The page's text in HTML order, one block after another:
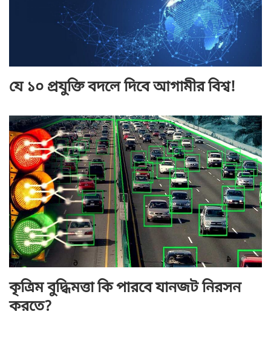
যে ১০ প্রযুক্তি বদলে দিবে আগামীর বিশ্ব!
কৃত্রিম বুদ্ধিমত্তা কি পারবে যানজট নিরসন
করতে?